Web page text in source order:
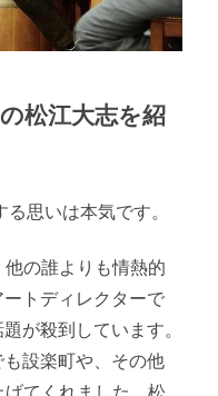
松江大志を紹
思いは本気です。
の誰よりも情熱的
トディレクターで
が殺到しています。
設楽町や、その他